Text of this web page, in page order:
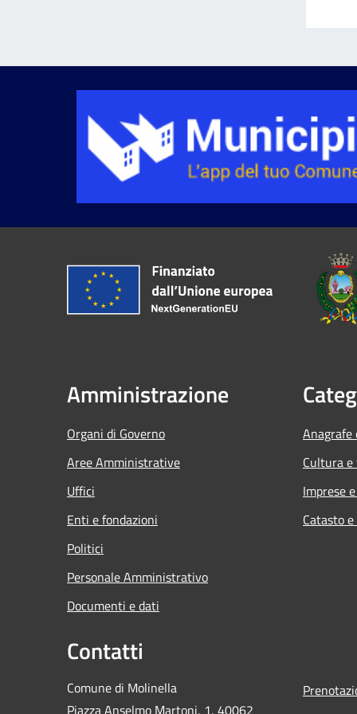
Amministrazione
Organi di Governo
Aree Amministrative
Uffici
Enti e fondazioni
Politici
Personale Amministrativo
Documenti e dati
Cultura
Imprese
Catasto
Contatti
Comune di Molinella
Piazza Anselmo Martoni, 1, 40062